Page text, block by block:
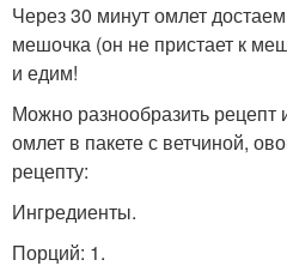
Через 30 минут омлет
мешочка (он не пристает к
и едим!
Можно разнообразить рецепт
омлет в пакете с ветчиной,
рецепту:
Ингредиенты.
Порций: 1.